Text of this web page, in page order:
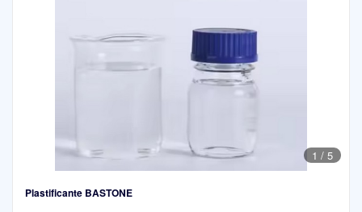
1 / 5
Plastificante BASTONE